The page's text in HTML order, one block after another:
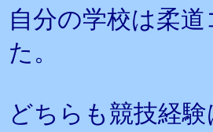
自分の学校は柔
た。
どちらも競技経